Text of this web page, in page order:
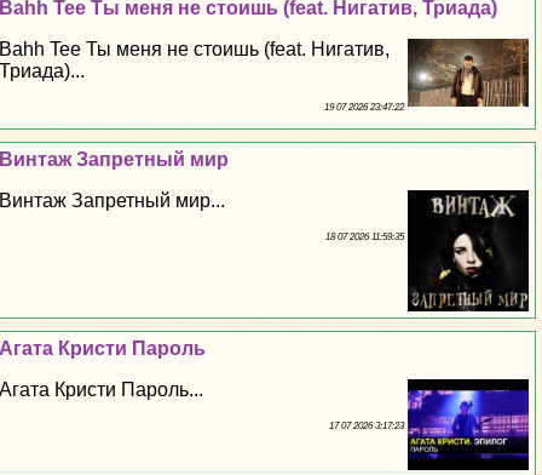
Bahh Tee Ты меня не стоишь (feat. Нигатив, Триада)
Bahh Tee Ты меня не стоишь (feat. Нигатив,
Триада)...
19 07 2026 23:47:22
Винтаж Запретный мир
Винтаж Запретный мир...
18 07 2026 11:59:35
Агата Кристи Пароль
Агата Кристи Пароль...
17 07 2026 3:17:23